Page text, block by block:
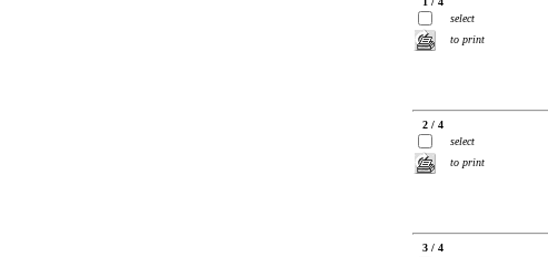
select
to print
2 / 4
select
to print
3 / 4